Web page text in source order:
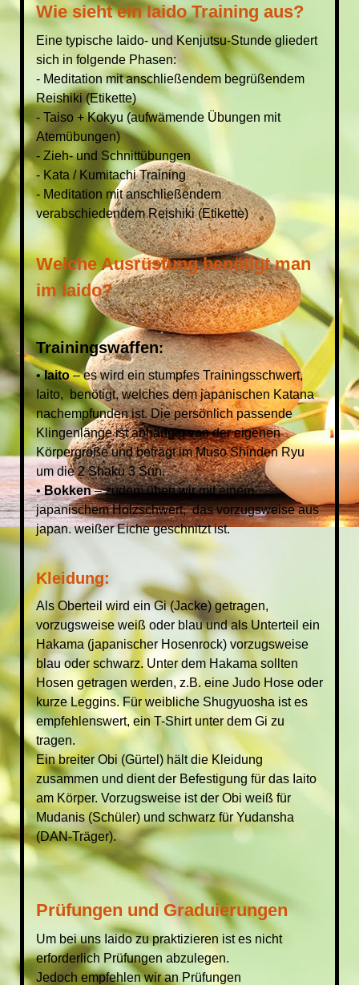
Wie sieht ein Iaido Training aus?
Eine typische Iaido- und Kenjutsu-Stunde gliedert
sich in folgende Phasen:
- Meditation mit anschließendem begrüßendem
Reishiki (Etikette)
- Taiso + Kokyu (aufwämende Übungen mit
Atemübungen)
- Zieh- und Schnittübungen
- Kata / Kumitachi Training
- Meditation mit anschließendem
verabschiedendem Reishiki (Etikette)
Welche Ausrüstung benötigt man
im Iaido?
Trainingswaffen:
•Iaito– es wird ein stumpfes Trainingsschwert,
Iaito, benötigt, welches dem japanischen Katana
nachempfunden ist. Die persönlich passende
Klingenlänge ist abhängig von der eigenen
Körpergröße und beträgt im Muso Shinden Ryu
um die 2 Shaku 3 Sun.
•Bokken– zudem üben wir mit einem
japanischem Holzschwert, das vorzugsweise aus
japan. weißer Eiche geschnitzt ist.
Kleidung:
Als Oberteil wird ein Gi (Jacke) getragen,
vorzugsweise weiß oder blau und als Unterteil ein
Hakama (japanischer Hosenrock) vorzugsweise
blau oder schwarz. Unter dem Hakama sollten
Hosen getragen werden, z.B. eine Judo Hose oder
kurze Leggins. Für weibliche Shugyuosha ist es
empfehlenswert, ein T-Shirt unter dem Gi zu
tragen.
Ein breiter Obi (Gürtel) hält die Kleidung
zusammen und dient der Befestigung für das Iaito
am Körper. Vorzugsweise ist der Obi weiß für
Mudanis (Schüler) und schwarz für Yudansha
(DAN-Träger).
Prüfungen und Graduierungen
Um bei uns Iaido zu praktizieren ist es nicht
erforderlich Prüfungen abzulegen.
Jedoch empfehlen wir an Prüfungen